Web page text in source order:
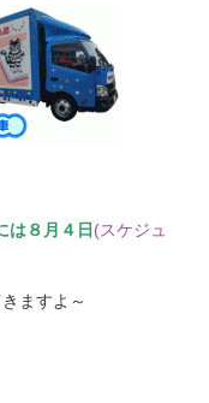
は８月４日 (スケジュ
ますよ～